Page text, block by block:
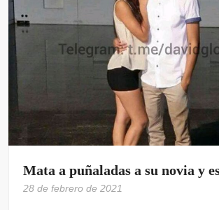
Mata a puñaladas a su novia y
28 de febrero de 2021